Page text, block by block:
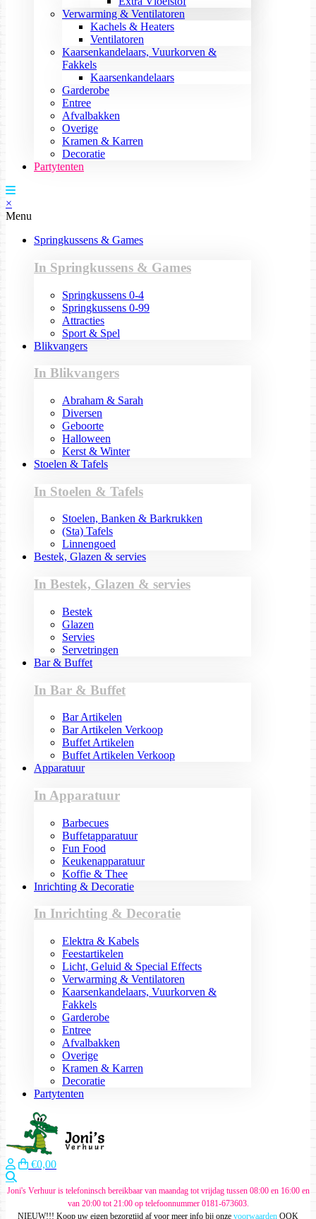
Verwarming & Ventilatoren
Kachels & Heaters
Ventilatoren
Kaarsenkandelaars, Vuurkorven &
Fakkels
Kaarsenkandelaars
Garderobe
Entree
Afvalbakken
Overige
Kramen & Karren
Decoratie
Partytenten
×
Menu
Springkussens & Games
In Springkussens & Games
Springkussens 0-4
Springkussens 0-99
Attracties
Sport & Spel
Blikvangers
In Blikvangers
Abraham & Sarah
Diversen
Geboorte
Halloween
Kerst & Winter
Stoelen & Tafels
In Stoelen & Tafels
Stoelen, Banken & Barkrukken
(Sta) Tafels
Linnengoed
Bestek, Glazen & servies
In Bestek, Glazen & servies
Bestek
Glazen
Servies
Servetringen
Bar & Buffet
In Bar & Buffet
Bar Artikelen
Bar Artikelen Verkoop
Buffet Artikelen
Buffet Artikelen Verkoop
Apparatuur
In Apparatuur
Barbecues
Buffetapparatuur
Fun Food
Keukenapparatuur
Koffie & Thee
Inrichting & Decoratie
In Inrichting & Decoratie
Elektra & Kabels
Feestartikelen
Licht, Geluid & Special Effects
Verwarming & Ventilatoren
Kaarsenkandelaars, Vuurkorven &
Fakkels
Garderobe
Entree
Afvalbakken
Overige
Kramen & Karren
Decoratie
Partytenten
€0,00
Joni's Verhuur is telefoninsch bereikbaar van maandag tot vrijdag tussen 08:00 en 16:00 en
van 20:00 tot 21:00 op telefoonnummer 0181-673603.
NIEUW!!! Koop uw eigen bezorgtijd af voor meer info bij onze voorwaarden OOK